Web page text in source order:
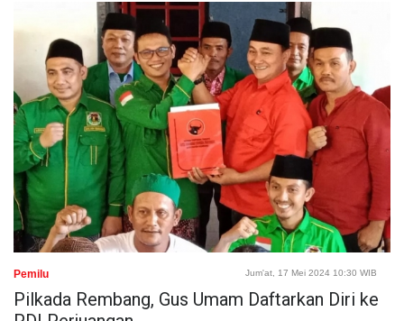
Pemilu Jum'at, 17 Mei 2024 10:30 WIB
Pilkada Rembang, Gus Umam Daftarkan Diri ke